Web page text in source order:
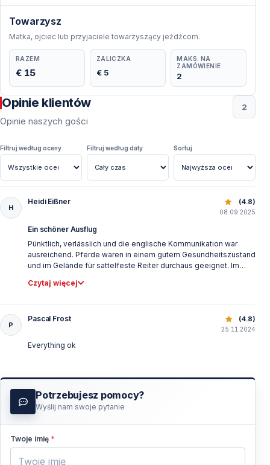
Towarzysz
Matka, ojciec lub przyjaciele towarzyszący jeźdźcom.
RAZEM
€ 15
ZALICZKA
€ 5
MAKS. NA
ZAMÓWIENIE
2
Opinie klientów
Opinie naszych gości
2
Filtruj według oceny Filtruj według daty Sortuj
Safari konne w lasach Kemer – Wyjątkowa przygoda dla
H
Heidi Eißner (4.8)
08.09.2025
Ein schöner Ausflug
Pünktlich, verlässlich und die englische Kommunikation war
ausreichend. Pferde waren in einem gutem Gesundheitszustand
und im Gelände für sattelfeste Reiter durchaus geeignet. Im
geldabziehenden Zwischenstops. Gerne wieder!
Czytaj więcej
Safari konne w lasach Kemer – Wyjątkowa przygoda dla
P
Pascal Frost (4.8)
25.11.2024
Everything ok
Potrzebujesz pomocy?
Wyślij nam swoje pytanie
Twoje imię *